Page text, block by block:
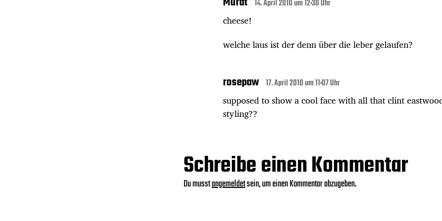
14. April 2010 um 12:30 Uhr
cheese!
welche laus ist der denn über die leber gelaufen?
rosepaw 17. April 2010 um 11:07 Uhr
supposed to show a cool face with all that clint
styling??
Schreibe einen Kommentar
Du musstangemeldetsein, um einen Kommentar abzugeben.